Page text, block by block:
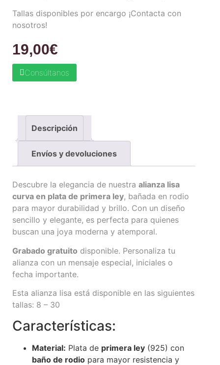
Tallas disponibles por encargo ¡Contacta con
nosotros!
19,00€
Consúltanos
Descripción
Envíos y devoluciones
Descubre la elegancia de nuestra alianza lisa
curva en plata de primera ley, bañada en rodio
para mayor durabilidad y brillo. Con un diseño
sencillo y elegante, es perfecta para quienes
buscan una joya moderna y atemporal.
Grabado gratuito disponible. Personaliza tu
alianza con un mensaje especial, iniciales o
fecha importante.
Esta alianza lisa está disponible en las siguientes
tallas: 8 – 30
Características:
Material: Plata de primera ley (925) con
baño de rodio para mayor resistencia y